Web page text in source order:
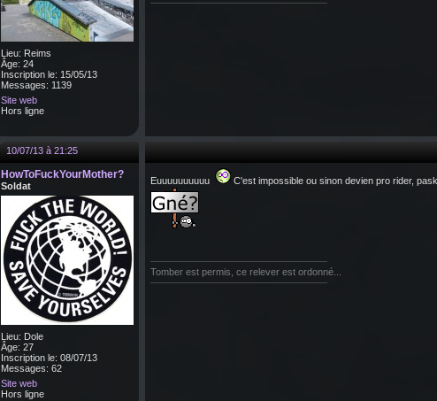
Lieu: Reims
Âge: 24
Inscription le: 15/05/13
Messages: 1139
Site web
Hors ligne
10/07/13 à 21:25
HowToFuckYourMother?
Soldat
Lieu: Dole
Âge: 27
Inscription le: 08/07/13
Messages: 62
Site web
Hors ligne
Euuuuuuuuuu C'est impossible ou sinon devien pro rider,
Tomber est permis, ce relever est ordonné...